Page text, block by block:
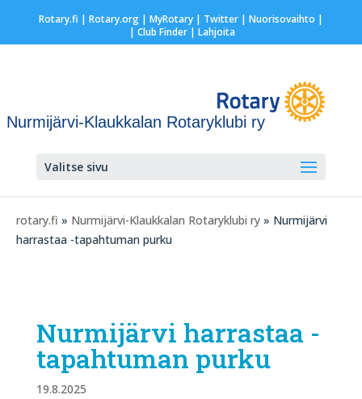
Rotary.fi | Rotary.org| MyRotary| Twitter| Nuorisovaihto |
| Club Finder| Lahjoita
Nurmijärvi-Klaukkalan Rotaryklubi ry
Valitse sivu
rotary.fi » Nurmijärvi-Klaukkalan Rotaryklubi ry » Nurmijärvi
harrastaa -tapahtuman purku
Nurmijärvi harrastaa -
tapahtuman purku
19.8.2025